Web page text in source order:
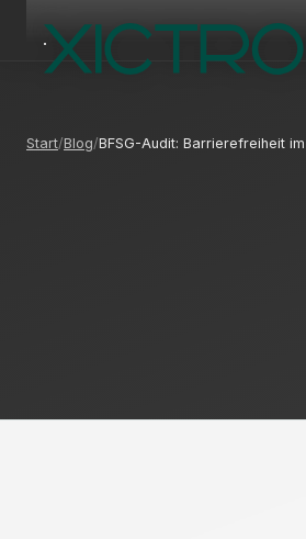
Start Blog BFSG-Audit: Barrierefreiheit